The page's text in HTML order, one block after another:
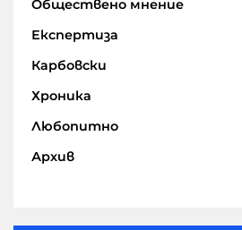
Обществено мнение
Експертиза
Карбовски
Хроника
Любопитно
Архив